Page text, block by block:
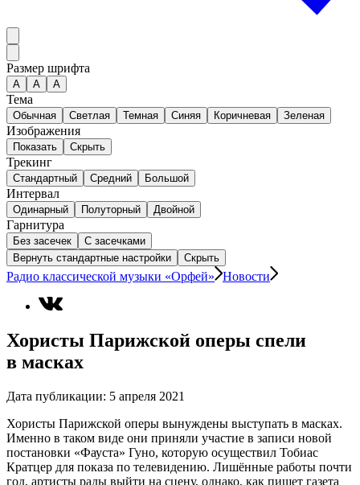
Размер шрифта
А A A
Тема
Обычная Светлая Темная Синяя Коричневая Зеленая
Изображения
Показать Скрыть
Трекинг
Стандартный Средний Большой
Интервал
Одинарный Полуторный Двойной
Гарнитура
Без засечек
С засечками
Вернуть стандартные настройки
Скрыть
Радио классической музыки «Орфей» Новости
Хористы Парижской оперы спели
в масках
Дата публикации: 5 апреля 2021
Хористы Парижской оперы вынуждены выступать в масках.
Именно в таком виде они приняли участие в записи новой
постановки «Фауста» Гуно, которую осуществил Тобиас
Кратцер для показа по телевидению. Лишённые работы почти
год, артисты рады выйти на сцену, однако, как пишет газета